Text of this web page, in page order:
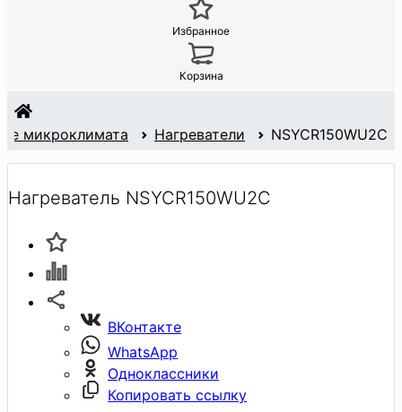
Избранное
Корзина
микроклимата Нагреватели NSYCR150WU2C
Нагреватель NSYCR150WU2C
ВКонтакте
WhatsApp
Одноклассники
Копировать ссылку